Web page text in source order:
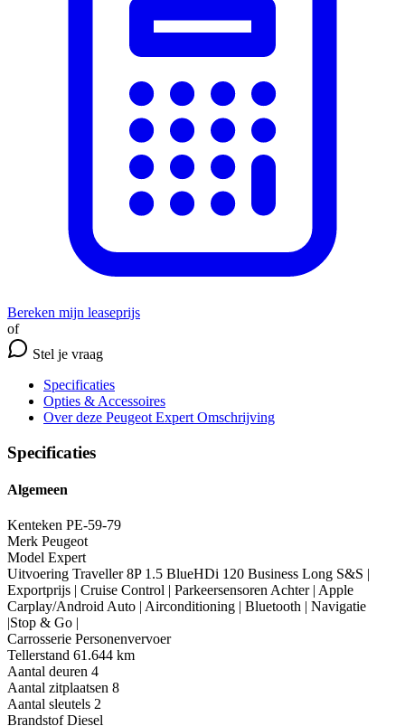
Bereken mijn leaseprijs
of
Stel je vraag
Specificaties
Opties & Accessoires
Over deze Peugeot Expert Omschrijving
Specificaties
Algemeen
Kenteken PE-59-79
Merk Peugeot
Model Expert
Uitvoering Traveller 8P 1.5 BlueHDi 120 Business Long S&S |
Exportprijs | Cruise Control | Parkeersensoren Achter | Apple
Carplay/Android Auto | Airconditioning | Bluetooth | Navigatie
|Stop & Go |
Carrosserie Personenvervoer
Tellerstand 61.644 km
Aantal deuren 4
Aantal zitplaatsen 8
Aantal sleutels 2
Brandstof Diesel